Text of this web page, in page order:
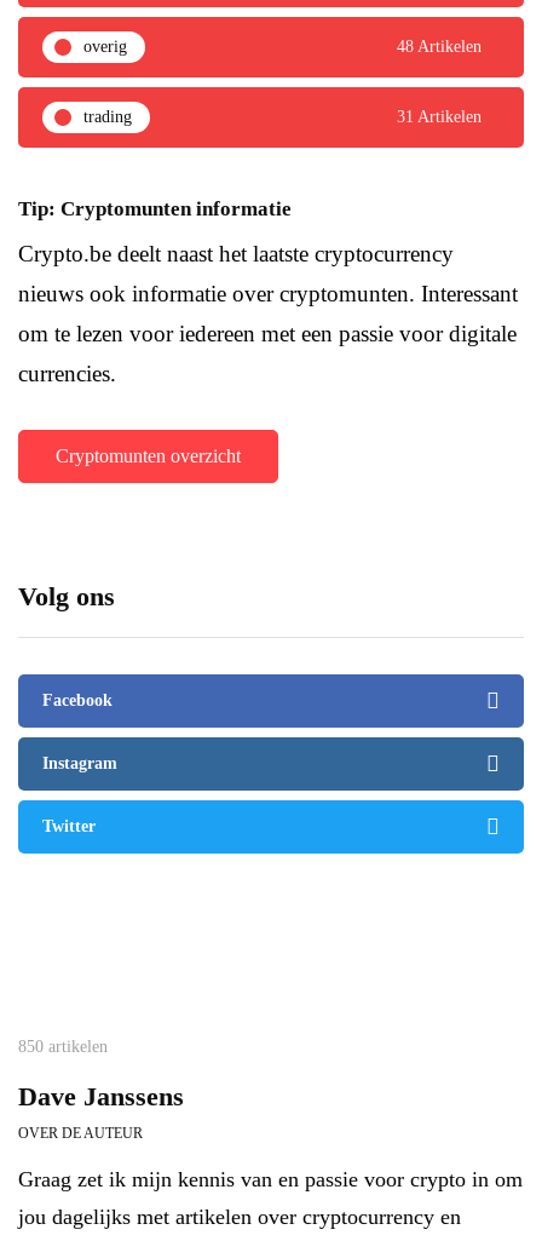
overig 48 Artikelen
trading 31 Artikelen
Tip: Cryptomunten informatie
Crypto.be deelt naast het laatste cryptocurrency
nieuws ook informatie over cryptomunten. Interessant
om te lezen voor iedereen met een passie voor digitale
currencies.
Cryptomunten overzicht
Volg ons
Facebook
Instagram
Twitter
850 artikelen
Dave Janssens
OVER DE AUTEUR
Graag zet ik mijn kennis van en passie voor crypto in om
jou dagelijks met artikelen over cryptocurrency en